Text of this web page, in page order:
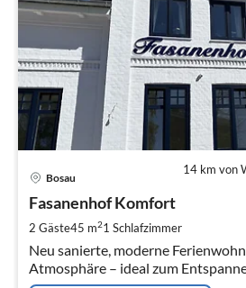
14 km von
Bosau
Fasanenhof Komfort
2 Gäste45 m21 Schlafzimmer
Neu sanierte, moderne
Atmosphäre – ideal zum